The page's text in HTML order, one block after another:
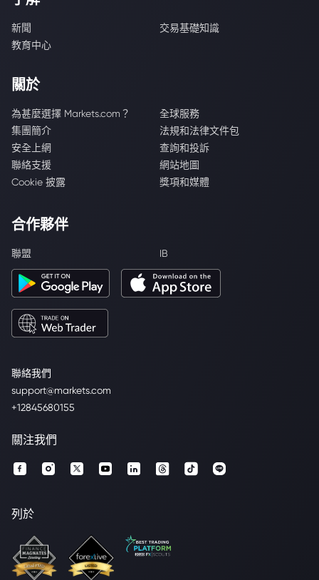
聯絡我們
support@markets.com
+12845680155
新聞
交易基礎知識
教育中心
關於
為甚麼選擇 Markets.com？
全球服務
集團簡介
法規和法律文件包
安全上網
查詢和投訴
聯絡支援
網站地圖
Cookie 披露
獎項和媒體
合作夥伴
聯盟 IB
關注我們
列於